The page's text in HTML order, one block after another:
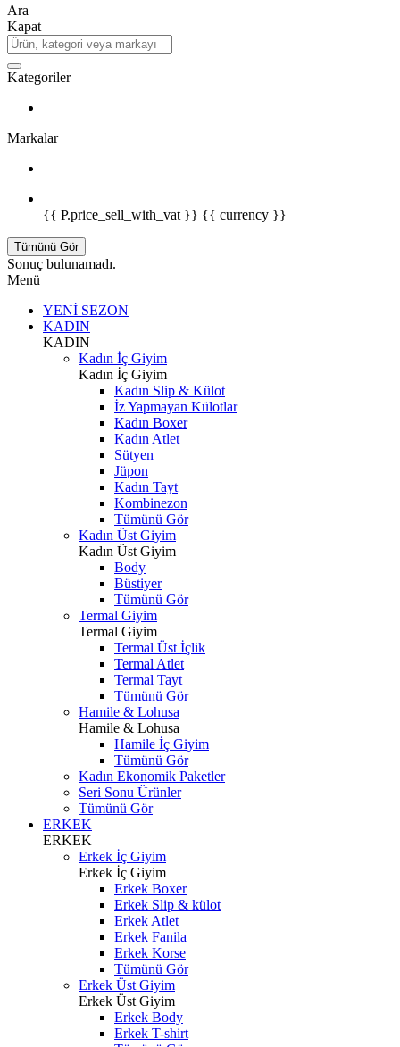
Ara
Kapat
Kategoriler
Markalar
{{ P.price_sell_with_vat }} {{ currency }}
Tümünü Gör
Sonuç bulunamadı.
Menü
YENİ SEZON
KADIN
KADIN
Kadın İç Giyim
Kadın İç Giyim
Kadın Slip & Külot
İz Yapmayan Külotlar
Kadın Boxer
Kadın Atlet
Sütyen
Jüpon
Kadın Tayt
Kombinezon
Tümünü Gör
Kadın Üst Giyim
Kadın Üst Giyim
Body
Büstiyer
Tümünü Gör
Termal Giyim
Termal Giyim
Termal Üst İçlik
Termal Atlet
Termal Tayt
Tümünü Gör
Hamile & Lohusa
Hamile & Lohusa
Hamile İç Giyim
Tümünü Gör
Kadın Ekonomik Paketler
Seri Sonu Ürünler
Tümünü Gör
ERKEK
ERKEK
Erkek İç Giyim
Erkek İç Giyim
Erkek Boxer
Erkek Slip & külot
Erkek Atlet
Erkek Fanila
Erkek Korse
Tümünü Gör
Erkek Üst Giyim
Erkek Üst Giyim
Erkek Body
Erkek T-shirt